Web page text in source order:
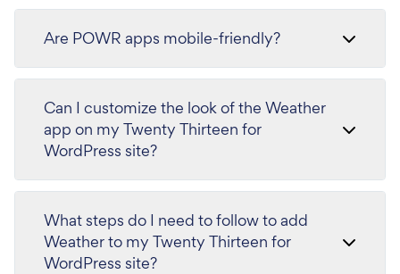
Are POWR apps mobile-friendly?
Can I customize the look of the Weather
app on my Twenty Thirteen for
WordPress site?
What steps do I need to follow to add
Weather to my Twenty Thirteen for
WordPress site?